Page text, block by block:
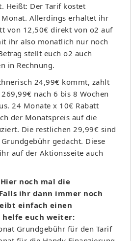
Heißt: Der Tarif kostet
Allerdings erhaltet ihr
von 12,50€ direkt von o2 auf
ihr also monatlich nur noch
stellt euch o2 auch
in Rechnung.
24,99€ kommt, zahlt
nach 6 bis 8 Wochen
24 Monate x 10€ Rabatt
der Monatspreis auf die
Die restlichen 29,99€ sind
gedacht. Diese
auf der Aktionsseite auch
noch mal die
ihr dann immer noch
einfach einen
helfe euch weiter:
Grundgebühr für den Tarif